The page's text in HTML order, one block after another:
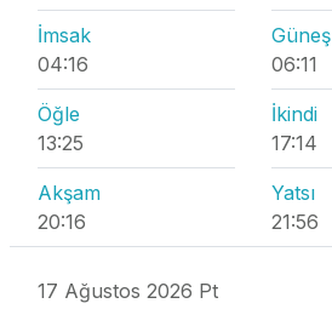
İmsak
04:16
Güneş
06:11
Öğle
13:25
İkindi
17:14
Akşam
20:16
Yatsı
21:56
17 Ağustos 2026 Pt